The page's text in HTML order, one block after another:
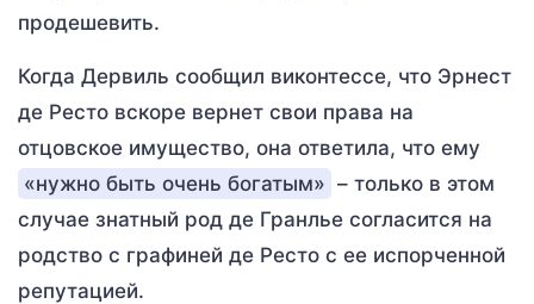
продешевить.
Когда Дервиль сообщил виконтессе, что Эрнест
де Ресто вскоре вернет свои права на
отцовское имущество, она ответила, что ему
«нужно быть очень богатым» – только в этом
случае знатный род де Гранлье согласится на
родство с графиней де Ресто с ее испорченной
репутацией.